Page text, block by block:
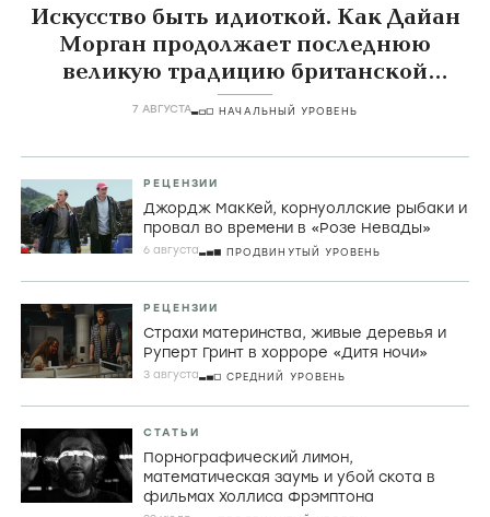
Искусство быть идиоткой. Как Дайан
Морган продолжает последнюю
великую традицию британской
комедии
7 АВГУСТА НАЧАЛЬНЫЙ УРОВЕНЬ
РЕЦЕНЗИИ
Джордж МакКей, корнуоллские рыбаки и
провал во времени в «Розе Невады»
6 августа ПРОДВИНУТЫЙ УРОВЕНЬ
РЕЦЕНЗИИ
Страхи материнства, живые деревья и
Руперт Гринт в хорроре «Дитя ночи»
3 августа СРЕДНИЙ УРОВЕНЬ
СТАТЬИ
Порнографический лимон,
математическая заумь и убой скота в
фильмах Холлиса Фрэмптона